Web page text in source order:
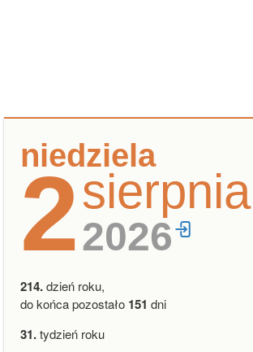
niedziela
2sierpnia
2026
214.dzień roku,
do końca pozostało 151 dni
31.tydzień roku